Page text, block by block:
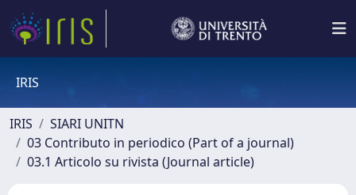
IRIS
IRIS
SIARI UNITN
03 Contributo in periodico (Part of a journal)
03.1 Articolo su rivista (Journal article)